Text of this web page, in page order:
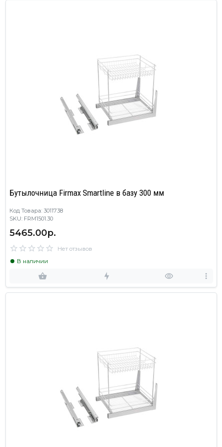
Бутылочница Firmax Smartline в базу 300 мм
Код Товара: 3011738
SKU: FRM1501.30
5465.00р.
Нет отзывов
В наличии